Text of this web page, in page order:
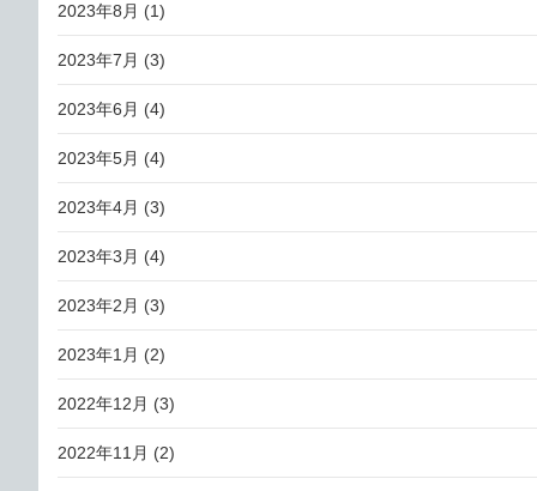
2023年8月 (1)
2023年7月 (3)
2023年6月 (4)
2023年5月 (4)
2023年4月 (3)
2023年3月 (4)
2023年2月 (3)
2023年1月 (2)
2022年12月 (3)
2022年11月 (2)